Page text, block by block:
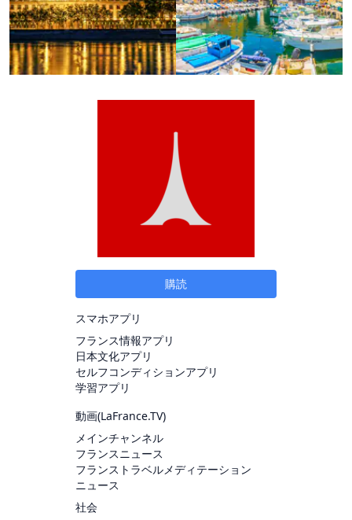
購読
スマホアプリ
フランス情報アプリ
日本文化アプリ
セルフコンディションアプリ
学習アプリ
動画(LaFrance.TV)
メインチャンネル
フランスニュース
フランストラベルメディテーション
ニュース
社会